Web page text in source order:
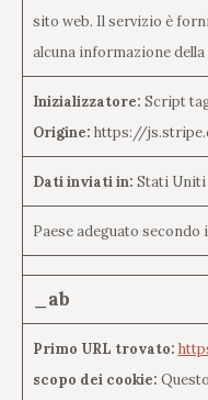
sito web. Il servizio è
alcuna informazione
Inizializzatore: Script
Origine: https://
Dati inviati in: Stati Uniti
Paese adeguato secondo
_ab
Primo URL trovato:
scopo dei cookie: